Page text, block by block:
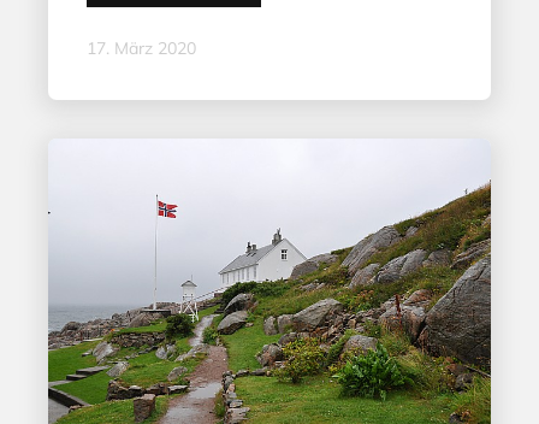
17. März 2020